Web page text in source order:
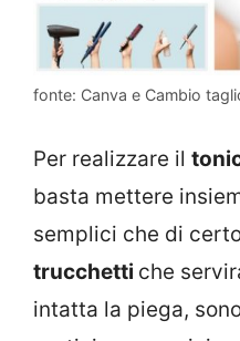
fonte: Canva e Cambio
Per realizzare il
basta mettere
semplici che di
trucchetti che
intatta la piega,